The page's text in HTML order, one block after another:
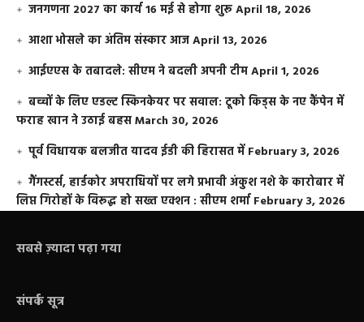
जनगणना 2027 का कार्य 16 मई से होगा शुरूApril 18, 2026
आशा भोसले का अंतिम संस्कार आजApril 13, 2026
आईएएस के तबादले: सीएम ने बदली अपनी टीमApril 1, 2026
बच्चों के लिए एडल्ट स्किनकेयर पर सवाल: टूको किड्स के नए कैंपेन में
फराह खान ने उठाई बहसMarch 30, 2026
पूर्व विधायक बलजीत यादव ईडी की हिरासत में February 3, 2026
गैंगस्टर्स, हार्डकोर अपराधियों पर लगे प्रभावी अंकुश नशे के कारोबार में
लिप्त गिरोहों के विरूद्ध हो सख्त एक्शन : सीएम शर्मा February 3, 2026
सबसे ज़्यादा पढ़ा गया
संपर्क सूत्र